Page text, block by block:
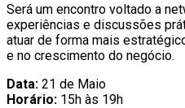
Será um encontro voltado a
experiências e discussões
atuar de forma mais
e no crescimento do negócio.
Data: 21 de Maio
Horário: 15h às 19h